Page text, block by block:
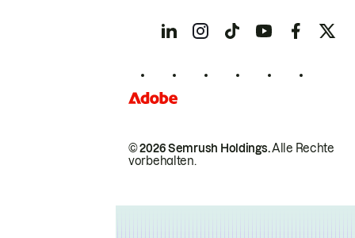
© 2026 Semrush Holdings.Alle Rechte
vorbehalten.